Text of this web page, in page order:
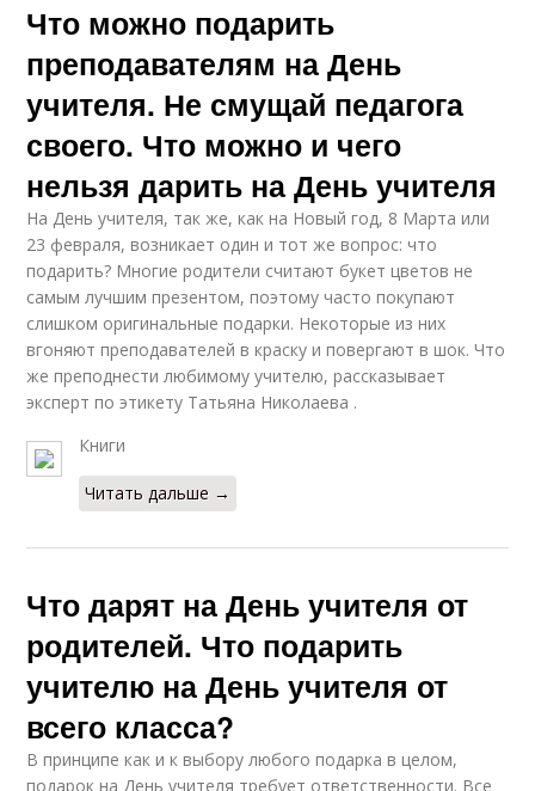
Что можно подарить
преподавателям на День
учителя. Не смущай педагога
своего. Что можно и чего
нельзя дарить на День учителя
На День учителя, так же, как на Новый год, 8 Марта или
23 февраля, возникает один и тот же вопрос: что
подарить? Многие родители считают букет цветов не
самым лучшим презентом, поэтому часто покупают
слишком оригинальные подарки. Некоторые из них
вгоняют преподавателей в краску и повергают в шок. Что
же преподнести любимому учителю, рассказывает
эксперт по этикету Татьяна Николаева .
Книги
Читать дальше →
Что дарят на День учителя от
родителей. Что подарить
учителю на День учителя от
всего класса?
В принципе как и к выбору любого подарка в целом,
подарок на День учителя требует ответственности. Все